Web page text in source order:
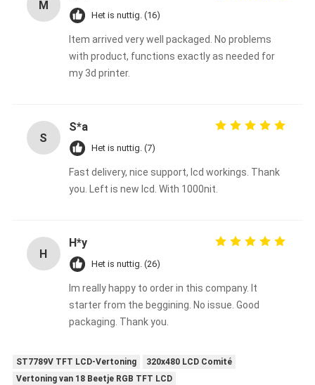
M
Het is nuttig. (16)
Item arrived very well packaged. No problems
with product, functions exactly as needed for
my 3d printer.
S
S*a
Het is nuttig. (7)
Fast delivery, nice support, lcd workings. Thank
you. Left is new lcd. With 1000nit.
H
H*y
Het is nuttig. (26)
Im really happy to order in this company. It
starter from the beggining. No issue. Good
packaging. Thank you.
ST7789V TFT LCD-Vertoning
320x480 LCD Comité
Vertoning van 18 Beetje RGB TFT LCD